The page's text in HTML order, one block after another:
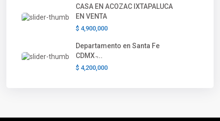
CASA EN ACOZAC IXTAPALUCA
EN VENTA
$ 4,900,000
Departamento en Santa Fe
CDMX ̵...
$ 4,200,000